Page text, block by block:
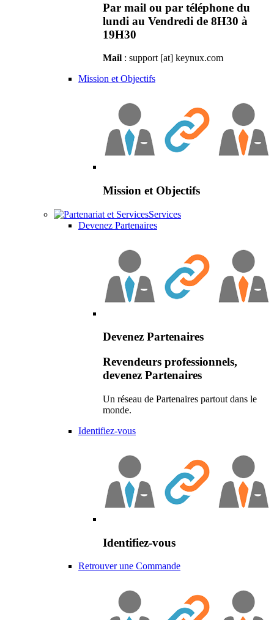
Par mail ou par téléphone du
lundi au Vendredi de 8H30 à
19H30
Mail : support [at] keynux.com
Mission et Objectifs
Mission et Objectifs
Services
Devenez Partenaires
Devenez Partenaires
Revendeurs professionnels,
devenez Partenaires
Un réseau de Partenaires partout dans le
monde.
Identifiez-vous
Identifiez-vous
Retrouver une Commande